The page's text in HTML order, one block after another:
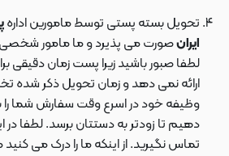
تحویل بسته پستی توسط مامورین اداره
ایرانصورت می پذیرد و ما مامور شخصی
لطفا صبور باشید زیرا پست زمان دقیقی
ارائه نمی دهد و زمان تحویل ذکر شده
وظیفه خود در اسرع وقت سفارش شما
دهیم تا زودتر به دستتان برسد. لطفا در
تماس نگیرید. از اینکه ما را درک می